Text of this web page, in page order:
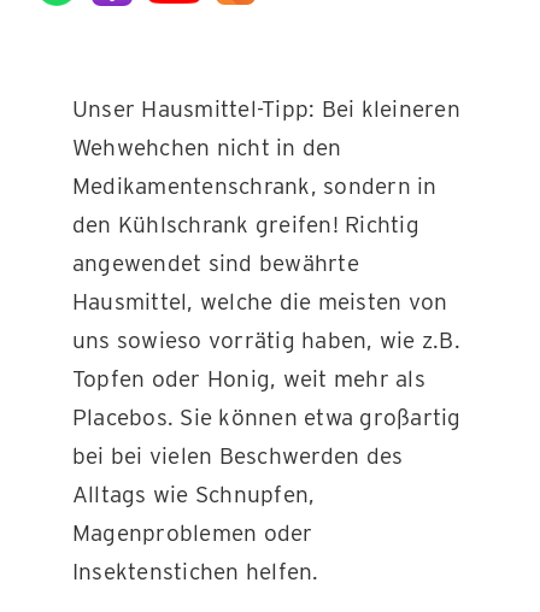
Unser Hausmittel-Tipp: Bei kleineren
Wehwehchen nicht in den
Medikamentenschrank, sondern in
den Kühlschrank greifen! Richtig
angewendet sind bewährte
Hausmittel, welche die meisten von
uns sowieso vorrätig haben, wie z.B.
Topfen oder Honig, weit mehr als
Placebos. Sie können etwa großartig
bei bei vielen Beschwerden des
Alltags wie Schnupfen,
Magenproblemen oder
Insektenstichen helfen.